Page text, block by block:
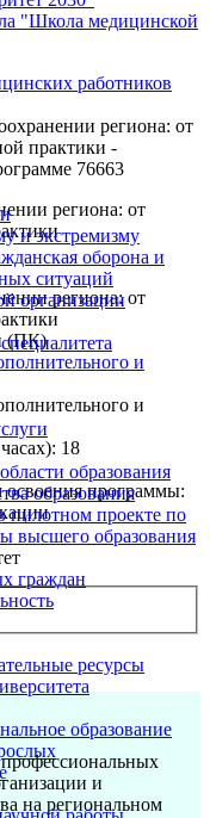
"Школа медицинской
и экстремизму
оборона и
ситуаций
организации
образования
образования
пилотном проекте по
высшего образования
граждан
ресурсы
образование
работников
региона: от
практики -
76663
региона: от
региона: от
(ПК)
и
и
18
освоения программы:
и
на региональном